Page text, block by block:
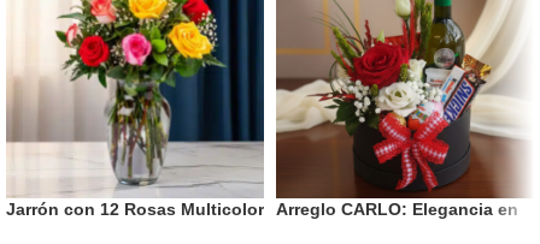
Jarrón con 12 Rosas Multicolor
Arreglo CARLO: Elegancia en